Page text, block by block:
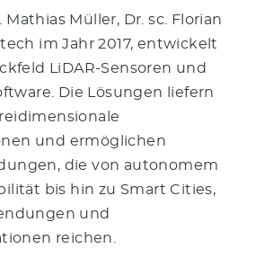
Müller, Dr. sc. Florian
im Jahr 2017, entwickelt
LiDAR-Sensoren und
Die Lösungen liefern
und ermöglichen
die von autonomem
bis hin zu Smart Cities,
und
reichen.